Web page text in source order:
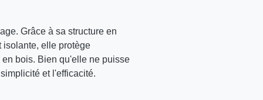
Grâce à sa structure en
isolante, elle protège
bois. Bien qu'elle ne puisse
et l'efficacité.